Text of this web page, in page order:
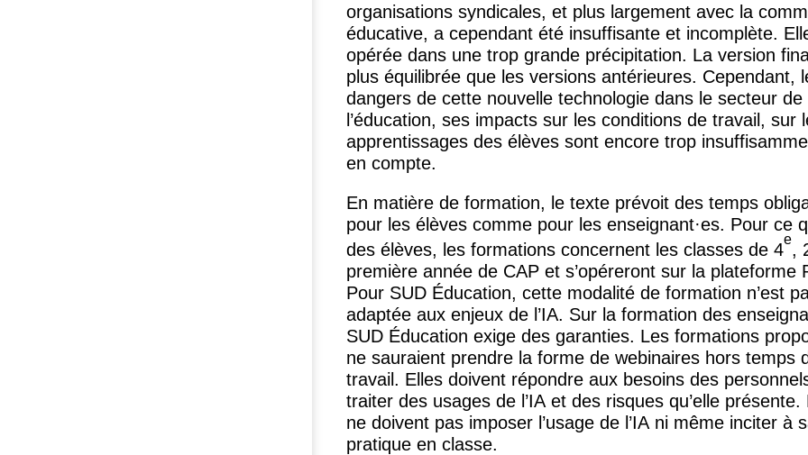
organisations syndicales, et plus largement avec la
éducative, a cependant été insuffisante et incomplète.
opérée dans une trop grande précipitation. La version
plus équilibrée que les versions antérieures. Cependant,
dangers de cette nouvelle technologie dans le secteur de
l’éducation, ses impacts sur les conditions de travail, sur
apprentissages des élèves sont encore trop
en compte.
En matière de formation, le texte prévoit des temps
pour les élèves comme pour les enseignant·es. Pour ce
des élèves, les formations concernent les classes de 4
e
,
première année de CAP et s’opéreront sur la plateforme
Pour SUD Éducation, cette modalité de formation n’est
adaptée aux enjeux de l’IA. Sur la formation des
SUD Éducation exige des garanties. Les formations
ne sauraient prendre la forme de webinaires hors temps
travail. Elles doivent répondre aux besoins des
traiter des usages de l’IA et des risques qu’elle présente.
ne doivent pas imposer l’usage de l’IA ni même inciter à
pratique en classe.